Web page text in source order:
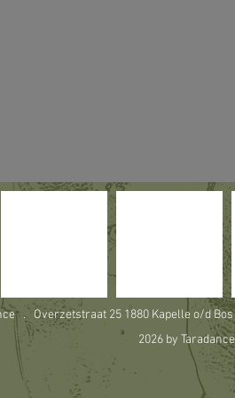
. Overzetstraat 25 1880 Kapelle o/d
2026 by Taradance